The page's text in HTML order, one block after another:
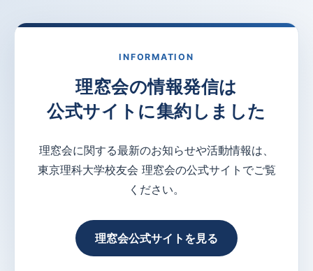
INFORMATION
理窓会の情報発信は
公式サイトに集約しました
理窓会に関する最新のお知らせや活動情報は、
東京理科大学校友会 理窓会の公式サイトでご覧
ください。
理窓会公式サイトを見る